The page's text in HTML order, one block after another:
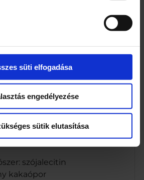
süti elfogadása
engedélyezése
sütik elutasítása
11%
szorbit
szárított banán darabok 1,5%
eritrit; kakaómassza,
lecitin)
szójalecitin
kakaópor